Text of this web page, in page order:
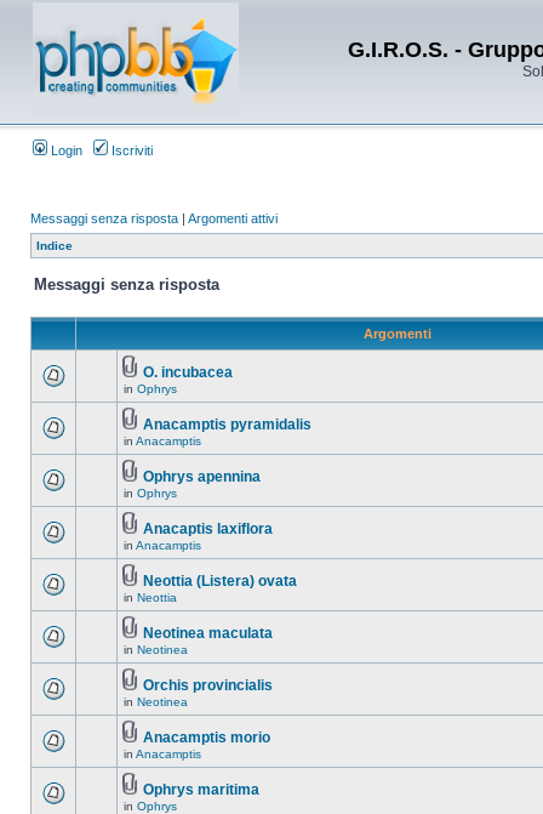
G.I.R.O.S. -
Login Iscriviti
Messaggi senza risposta | Argomenti attivi
Indice
Messaggi senza risposta
Argomenti
O. incubacea
in Ophrys
Anacamptis pyramidalis
in Anacamptis
Ophrys apennina
in Ophrys
Anacaptis laxiflora
in Anacamptis
Neottia (Listera) ovata
in Neottia
Neotinea maculata
in Neotinea
Orchis provincialis
in Neotinea
Anacamptis morio
in Anacamptis
Ophrys maritima
in Ophrys